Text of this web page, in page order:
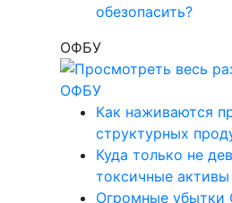
обезопасить?
ОФБУ
Как наживаются
структурных
Куда только не
токсичные активы
Огромные